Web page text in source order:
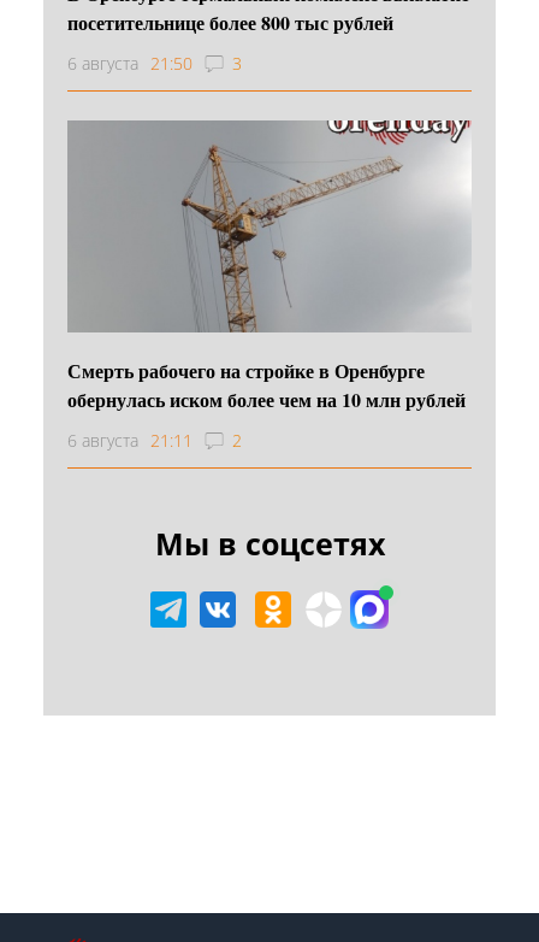
посетительнице более 800 тыс рублей
6 августа 21:50 3
Смерть рабочего на стройке в Оренбурге
обернулась иском более чем на 10 млн рублей
6 августа 21:11 2
Мы в соцсетях